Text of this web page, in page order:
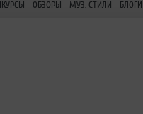
ОБЗОРЫ МУЗ. СТИЛИ БЛОГИ